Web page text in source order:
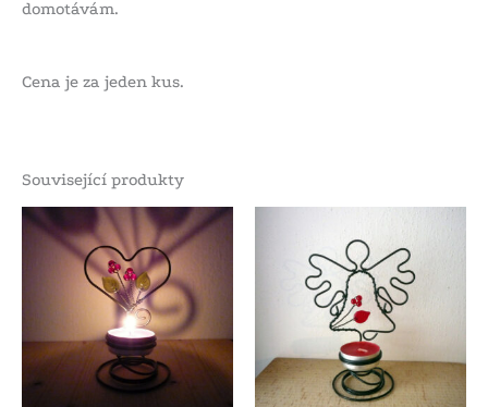
domotávám.
Cena je za jeden kus.
Související produkty